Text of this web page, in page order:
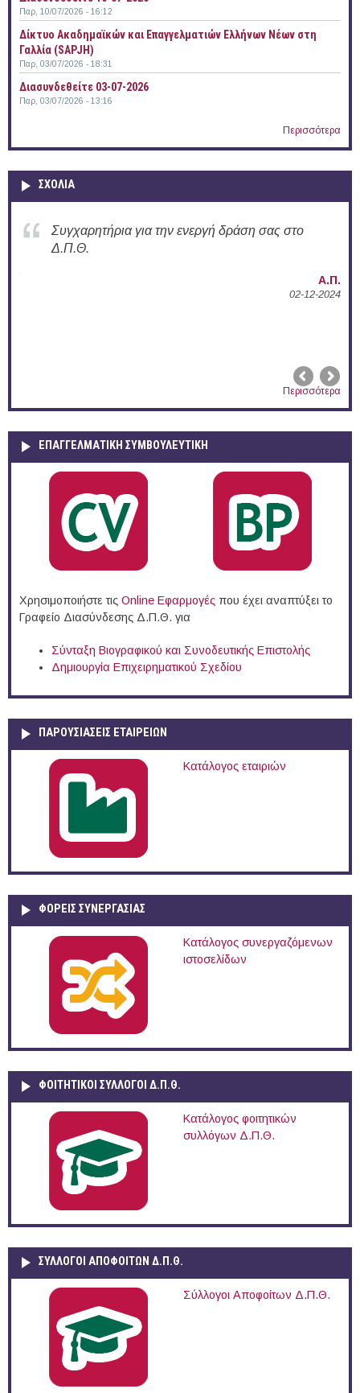
Παρ, 10/07/2026 - 16:12
Δίκτυο Ακαδημαϊκών και Επαγγελματιών Ελλήνων Νέων στη
Γαλλία (SAPJH)
Παρ, 03/07/2026 - 18:31
Διασυνδεθείτε 03-07-2026
Παρ, 03/07/2026 - 13:16
Περισσότερα
ΣΧΟΛΙΑ
Συγχαρητήρια για την ενεργή δράση σας στο
Δ.Π.Θ.
Α.Π.
02-12-2024
Περισσότερα
ΕΠΑΓΓΕΛΜΑΤΙΚΉ ΣΥΜΒΟΥΛΕΥΤΙΚΉ
Χρησιμοποιήστε τις Online Eφαρμογές που έχει αναπτύξει το
Γραφείο Διασύνδεσης Δ.Π.Θ. για
Σύνταξη Βιογραφικού και Συνοδευτικής Επιστολής
Δημιουργία Επιχειρηματικού Σχεδίου
ΠΑΡΟΥΣΙΆΣΕΙΣ ΕΤΑΙΡΕΙΏΝ
Κατάλογος εταιριών
ΦΟΡΕΙΣ ΣΥΝΕΡΓΑΣΙΑΣ
Κατάλογος συνεργαζόμενων
ιστοσελίδων
ΦΟΙΤΗΤΙΚΟΙ ΣΥΛΛΟΓΟΙ Δ.Π.Θ.
Κατάλογος φοιτητικών
συλλόγων Δ.Π.Θ.
ΣΥΛΛΟΓΟΙ ΑΠΟΦΟΙΤΩΝ Δ.Π.Θ.
Σύλλογοι Αποφοίτων Δ.Π.Θ.